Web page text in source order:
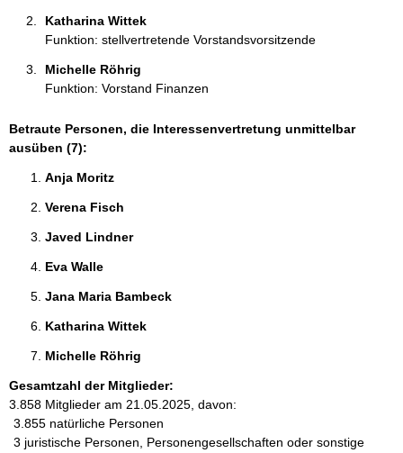
Katharina Wittek
Funktion: stellvertretende Vorstandsvorsitzende
Michelle Röhrig
Funktion: Vorstand Finanzen
Betraute Personen, die Interessenvertretung unmittelbar
ausüben (7):
Anja Moritz
Verena Fisch
Javed Lindner
Eva Walle
Jana Maria Bambeck
Katharina Wittek
Michelle Röhrig
Gesamtzahl der Mitglieder:
3.858 Mitglieder am 21.05.2025, davon:
3.855 natürliche Personen
3 juristische Personen, Personengesellschaften oder sonstige